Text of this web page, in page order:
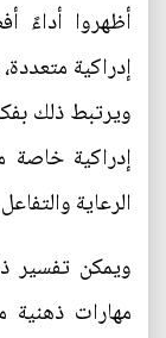
أظهروا أداءً
إدراكية
ويرتبط ذلك
إدراكية
الرعاية
ويمكن تفسير
مهارات ذهنية